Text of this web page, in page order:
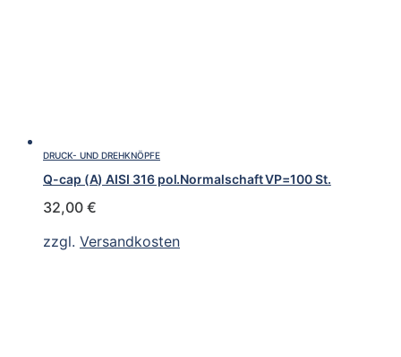
DRUCK- UND DREHKNÖPFE
Q-cap (A) AISI 316 pol.Normalschaft VP=100 St.
32,00 €
zzgl. Versandkosten